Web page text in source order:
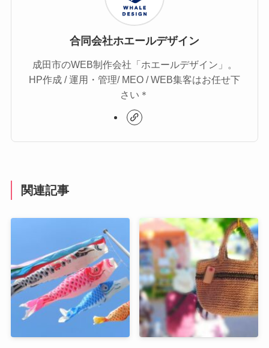
合同会社ホエールデザイン
成田市のWEB制作会社「ホエールデザイン」。
HP作成 / 運用・管理/ MEO / WEB集客はお任せ下
さい＊
関連記事